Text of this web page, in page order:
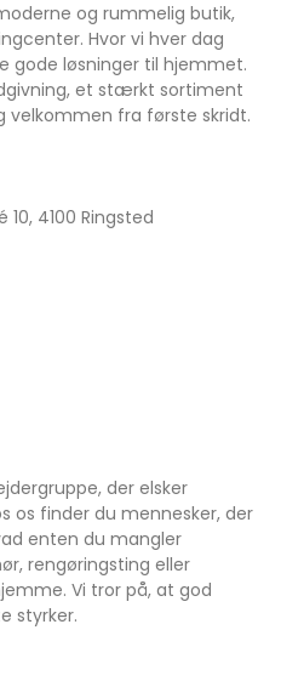
og rummelig butik,
Hvor vi hver dag
gode løsninger til hjemmet.
et stærkt sortiment
velkommen fra første skridt.
10, 4100 Ringsted
der elsker
os finder du mennesker, der
enten du mangler
rengøringsting eller
Vi tror på, at god
styrker.